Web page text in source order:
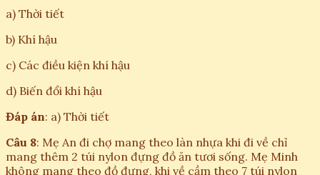
a) Thời tiết
b) Khí hậu
c) Các điều kiện khí hậu
d) Biến đổi khí hậu
Đáp án: a) Thời tiết
Câu 8: Mẹ An đi chợ mang theo làn nhựa khi đi về chỉ
mang thêm 2 túi nylon đựng đồ ăn tươi sống. Mẹ Minh
không mang theo đồ đựng, khi về cầm theo 7 túi nylon